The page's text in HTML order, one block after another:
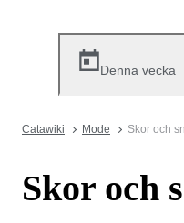
Denna vecka
Catawiki Mode Skor och
Skor och